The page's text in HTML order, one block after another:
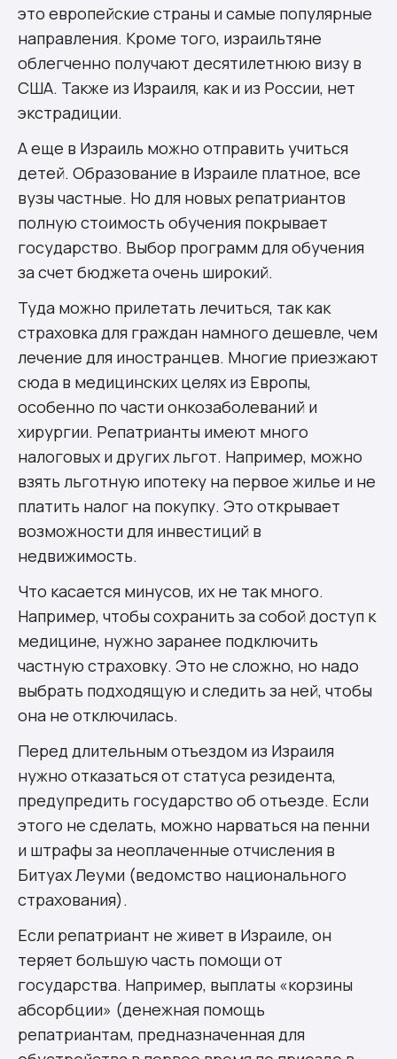
это европейские страны и самые популярные
направления. Кроме того, израильтяне
облегченно получают десятилетнюю визу в
США. Также из Израиля, как и из России, нет
экстрадиции.
А еще в Израиль можно отправить учиться
детей. Образование в Израиле платное, все
вузы частные. Но для новых репатриантов
полную стоимость обучения покрывает
государство. Выбор программ для обучения
за счет бюджета очень широкий.
Туда можно прилетать лечиться, так как
страховка для граждан намного дешевле, чем
лечение для иностранцев. Многие приезжают
сюда в медицинских целях из Европы,
особенно по части онкозаболеваний и
хирургии. Репатрианты имеют много
налоговых и других льгот. Например, можно
взять льготную ипотеку на первое жилье и не
платить налог на покупку. Это открывает
возможности для инвестиций в
недвижимость.
Что касается минусов, их не так много.
Например, чтобы сохранить за собой доступ к
медицине, нужно заранее подключить
частную страховку. Это не сложно, но надо
выбрать подходящую и следить за ней, чтобы
она не отключилась.
Перед длительным отъездом из Израиля
нужно отказаться от статуса резидента,
предупредить государство об отъезде. Если
этого не сделать, можно нарваться на пенни
и штрафы за неоплаченные отчисления в
Битуах Леуми (ведомство национального
страхования).
Если репатриант не живет в Израиле, он
теряет большую часть помощи от
государства. Например, выплаты «корзины
абсорбции» (денежная помощь
репатриантам, предназначенная для